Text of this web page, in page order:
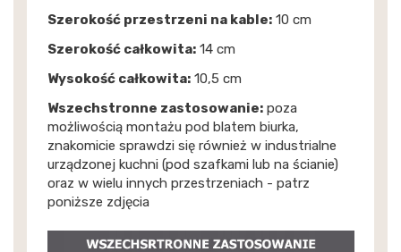
Szerokość przestrzeni na kable:10 cm
Szerokość całkowita:14 cm
Wysokość całkowita:10,5 cm
Wszechstronne zastosowanie:poza
możliwością montażu pod blatem biurka,
znakomicie sprawdzi się również w industrialne
urządzonej kuchni (pod szafkami lub na ścianie)
oraz w wielu innych przestrzeniach - patrz
poniższe zdjęcia